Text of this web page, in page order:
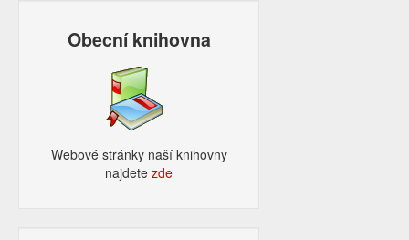
Obecní knihovna
Webové stránky naší knihovny
najdetezde​